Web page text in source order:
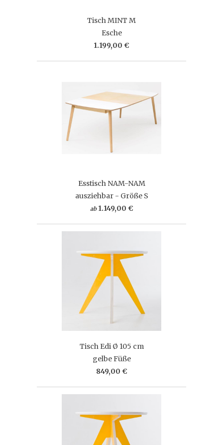
Tisch MINT M
Esche
1.199,00 €
Esstisch NAM-NAM
ausziehbar - Größe S
ab 1.149,00 €
Tisch Edi Ø 105 cm
gelbe Füße
849,00 €